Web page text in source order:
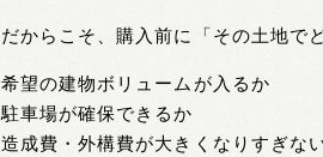
だからこそ、購入前に「その土地で
希望の建物ボリュームが入るか
駐車場が確保できるか
造成費・外構費が大きくなりすぎな